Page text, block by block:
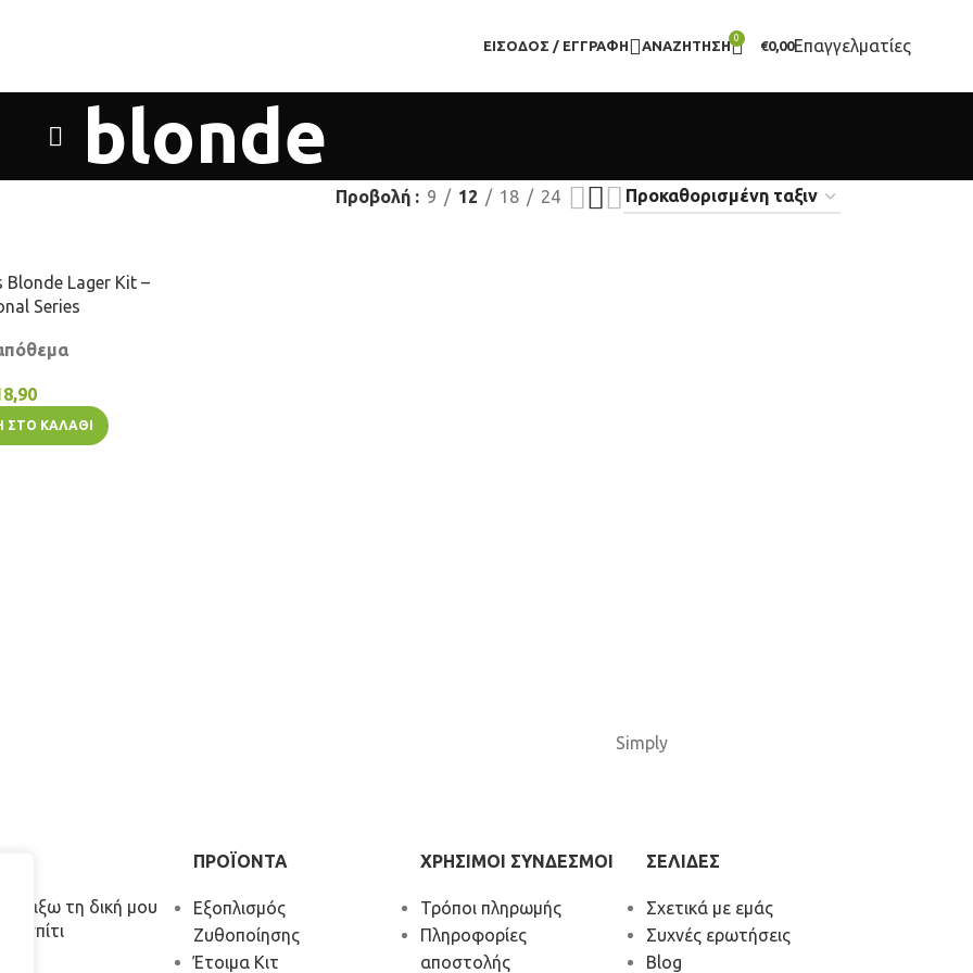
ΕΊΣΟΔΟΣ / ΕΓΓΡΑΦΉ ΑΝΑΖΉΤΗΣΗ
0
€0,00Επαγγελματίες
blonde
Προβολή 9 12 18 24
Blonde Lager Kit –
Series
ΣΤΟ ΚΑΛΆΘΙ
Simply
φτιάξω τη δική μου
σπίτι
ΠΡΟΪΟΝΤΑ
Εξοπλισμός
Ζυθοποίησης
Έτοιμα Κιτ
ΧΡΗΣΙΜΟΙ ΣΥΝΔΕΣΜΟΙ
Τρόποι πληρωμής
Πληροφορίες
αποστολής
ΣΕΛΙΔΕΣ
Σχετικά με εμάς
Συχνές ερωτήσεις
Blog